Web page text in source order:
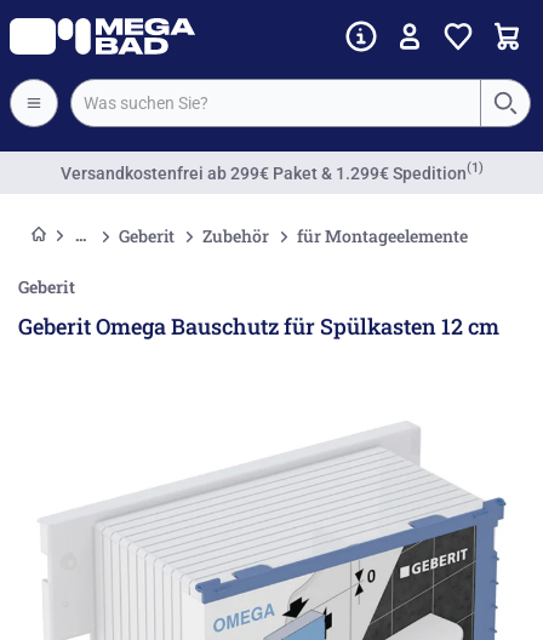
Versandkostenfrei ab 299€ Paket & 1.299€ Spedition(1)
Geberit Zubehör für Montageelemente
Geberit
Geberit Omega Bauschutz für Spülkasten 12 cm